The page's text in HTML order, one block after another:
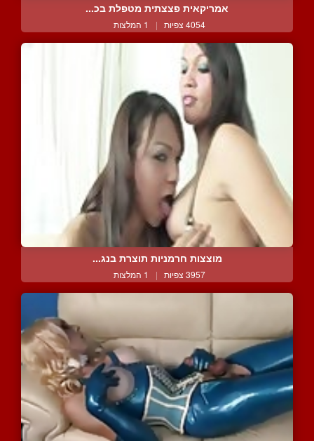
אמריקאית פצצתית מטפלת בכ...
4054 צפיות | 1 המלצות
מוצצות חרמניות תוצרת בנג...
3957 צפיות | 1 המלצות